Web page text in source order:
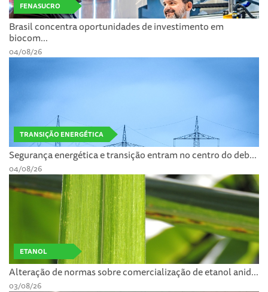
FENASUCRO
Brasil concentra oportunidades de investimento em
biocom...
04/08/26
TRANSIÇÃO ENERGÉTICA
Segurança energética e transição entram no centro do deb...
04/08/26
ETANOL
Alteração de normas sobre comercialização de etanol anid...
03/08/26